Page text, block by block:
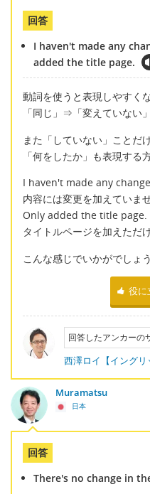
回答
I haven't made any
added the title page.
動詞を使うと表現しやすく
「同じ」⇒「変えていない」
また「していない」ことだ
「何をしたか」も表現する
I haven't made any
内容には変更を加えていませ
Only added the title page.
タイトルページを加えただけ
こんな感じでいかがでしょ
役に
回答したアンカーの
西澤ロイ【イングリ
Muramatsu
日本
回答
There's no change in